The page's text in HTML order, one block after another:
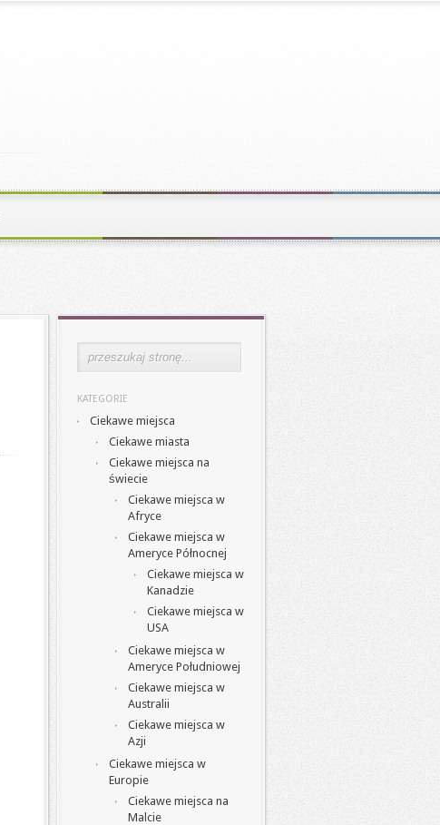
KATEGORIE
Ciekawe miejsca
Ciekawe miasta
Ciekawe miejsca na
świecie
Ciekawe miejsca w
Afryce
Ciekawe miejsca w
Ameryce Północnej
Ciekawe miejsca w
Kanadzie
Ciekawe miejsca w
USA
Ciekawe miejsca w
Ameryce Południowej
Ciekawe miejsca w
Australii
Ciekawe miejsca w
Azji
Ciekawe miejsca w
Europie
Ciekawe miejsca na
Malcie